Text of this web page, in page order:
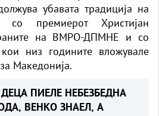
убавата традиција на
со премиерот Христијан
на ВМРО-ДПМНЕ и со
низ годините вложувале
Македонија.
ПИЕЛЕ НЕБЕЗБЕДНА
ВЕНКО ЗНАЕЛ, А